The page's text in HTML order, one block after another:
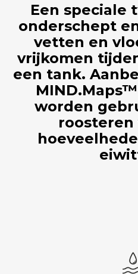
Een speciale
onderschept
vetten en
vrijkomen
een tank.
worden
roosteren